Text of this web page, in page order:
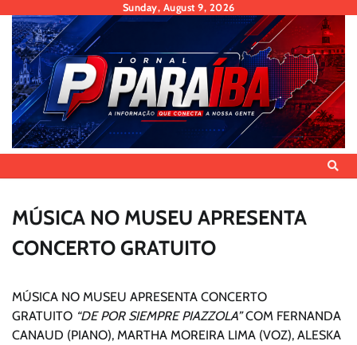
content
Sunday, August 9, 2026
MÚSICA NO MUSEU APRESENTA
CONCERTO GRATUITO
MÚSICA NO MUSEU APRESENTA CONCERTO
GRATUITO “DE POR SIEMPRE PIAZZOLA”COM FERNANDA
CANAUD (PIANO), MARTHA MOREIRA LIMA (VOZ), ALESKA